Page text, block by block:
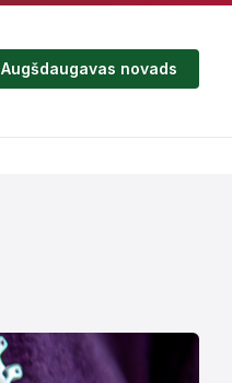
Augšdaugavas novads